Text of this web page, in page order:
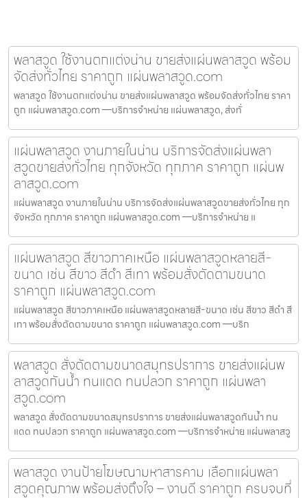
พลาสวูด ใช้งานตกแต่งน่าน ขายส่งแผ่นพลาสวูด พร้อม
จัดส่งทั่วไทย ราคาถูก แผ่นพลาสวูด.com
พลาสวูด ใช้งานตกแต่งน่าน ขายส่งแผ่นพลาสวูด พร้อมจัดส่งทั่วไทย ราคา
ถูก แผ่นพลาสวูด.com —บริการจำหน่าย แผ่นพลาสวูด, ส่งทั่
แผ่นพลาสวูด งานภายในน่าน บริการจัดส่งแผ่นพลา
สวูดขายส่งทั่วไทย ทุกจังหวัด ทุกภาค ราคาถูก แผ่นพ
ลาสวูด.com
แผ่นพลาสวูด งานภายในน่าน บริการจัดส่งแผ่นพลาสวูดขายส่งทั่วไทย ทุก
จังหวัด ทุกภาค ราคาถูก แผ่นพลาสวูด.com —บริการจำหน่าย แ
แผ่นพลาสวูด สีขาวภาคเหนือ แผ่นพลาสวูดหลายสี-
ขนาด เช่น สีขาว สีดำ สีเทา พร้อมสั่งตัดตามขนาด
ราคาถูก แผ่นพลาสวูด.com
แผ่นพลาสวูด สีขาวภาคเหนือ แผ่นพลาสวูดหลายสี-ขนาด เช่น สีขาว สีดำ สี
เทา พร้อมสั่งตัดตามขนาด ราคาถูก แผ่นพลาสวูด.com —บริก
พลาสวูด สั่งตัดตามขนาดสมุทรปราการ ขายส่งแผ่นพ
ลาสวูดกันน้ำ ทนแดด ทนปลวก ราคาถูก แผ่นพลา
สวูด.com
พลาสวูด สั่งตัดตามขนาดสมุทรปราการ ขายส่งแผ่นพลาสวูดกันน้ำ ทน
แดด ทนปลวก ราคาถูก แผ่นพลาสวูด.com —บริการจำหน่าย แผ่นพลาสวู
พลาสวูด งานป้ายโฆษณามหาสารคาม เลือกแผ่นพลา
สวูดคุณภาพ พร้อมส่งถึงใจ – งานดี ราคาถูก ครบจบที่